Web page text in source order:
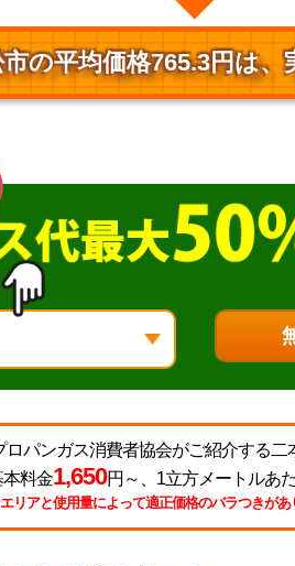
の平均価格765.3円は、
ロパンガス消費者協会がご紹介する
本料金1,650円～、1立方メートルあ
リアと使用量によって適正価格のバラつきがあ